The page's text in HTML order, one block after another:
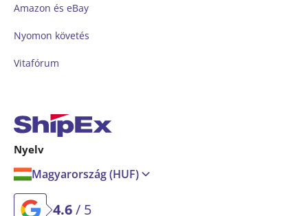
Nyelv
Magyarország (HUF)
4.6/ 5
Amazon és eBay
Nyomon követés
Vitafórum